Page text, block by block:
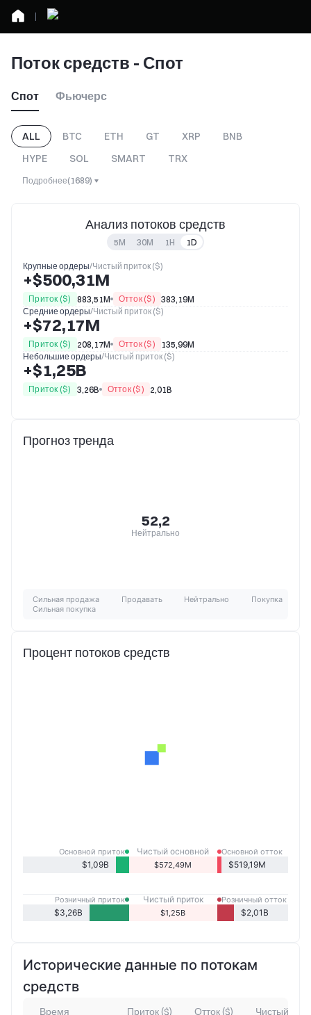
Поток средств - Спот
Спот Фьючерс
ALL BTC ETH GT XRP
BNB
HYPE
SOL SMART TRX
Подробнее(1689)
Анализ потоков средств
5M 30M 1H 1D
Крупные ордеры/Чистый приток ($)
+$500,31M
Приток ($) 883,51M Отток ($) 383,19M
Средние ордеры/Чистый приток ($)
+$72,17M
Приток ($) 208,17M Отток ($)
135,99M
Небольшие ордеры/Чистый приток ($)
+$1,25B
Приток ($) 3,26B Отток ($) 2,01B
Прогноз тренда
52,2
Нейтрально
Сильная продажа Продавать Нейтрально
Покупка
Сильная покупка
Процент потоков средств
Основной приток
$1,09B
Чистый основной
приток
$572,49M
Основной отток
$519,19M
Розничный приток
$3,26B
Чистый приток
розничных продаж
$1,25B
Розничный отток
$2,01B
Исторические данные по потокам
средств
Время Приток ($) Отток ($) Чистый